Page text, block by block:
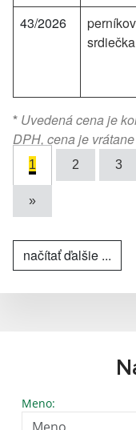
43/2026
srdiečka
* Uvedená cena je
DPH, cena je
1 2 3
»
načítať ďalšie ...
Meno: